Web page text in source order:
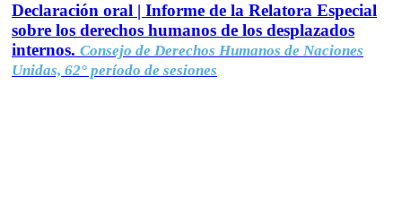
Declaración oral | Informe de la Relatora Especial
sobre los derechos humanos de los desplazados
internos. Consejo de Derechos Humanos de Naciones
Unidas, 62° período de sesiones